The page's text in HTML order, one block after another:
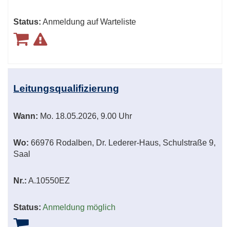
Status: Anmeldung auf Warteliste
Leitungsqualifizierung
Wann: Mo. 18.05.2026, 9.00 Uhr
Wo: 66976 Rodalben, Dr. Lederer-Haus, Schulstraße 9,
Saal
Nr.: A.10550EZ
Status: Anmeldung möglich